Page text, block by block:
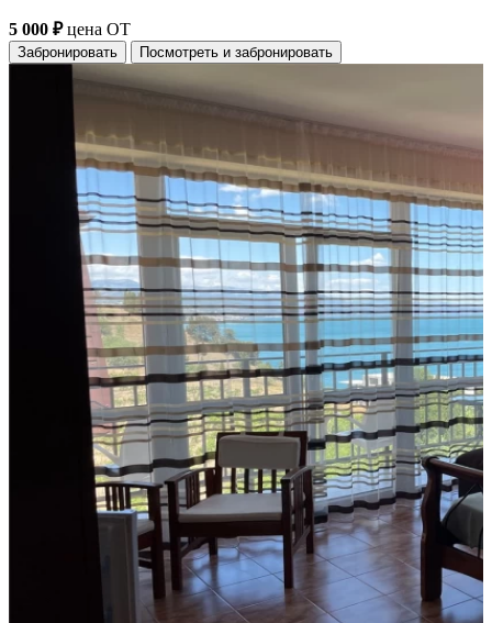
5 000 ₽цена ОТ
Забронировать Посмотреть и забронировать